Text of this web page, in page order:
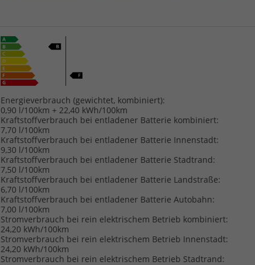
Energieverbrauch (gewichtet, kombiniert):
0,90 l/100km + 22,40 kWh/100km
Kraftstoffverbrauch bei entladener Batterie kombiniert:
7,70 l/100km
Kraftstoffverbrauch bei entladener Batterie Innenstadt:
9,30 l/100km
Kraftstoffverbrauch bei entladener Batterie Stadtrand:
7,50 l/100km
Kraftstoffverbrauch bei entladener Batterie Landstraße:
6,70 l/100km
Kraftstoffverbrauch bei entladener Batterie Autobahn:
7,00 l/100km
Stromverbrauch bei rein elektrischem Betrieb kombiniert:
24,20 kWh/100km
Stromverbrauch bei rein elektrischem Betrieb Innenstadt:
24,20 kWh/100km
Stromverbrauch bei rein elektrischem Betrieb Stadtrand: